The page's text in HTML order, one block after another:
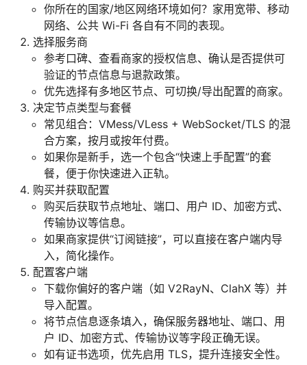
你所在的国家/地区网络环境如何？家用宽带、移动
网络、公共 Wi-Fi 各自有不同的表现。
选择服务商
参考口碑、查看商家的授权信息、确认是否提供可
验证的节点信息与退款政策。
优先选择有多地区节点、可切换/导出配置的商家。
决定节点类型与套餐
常见组合：VMess/VLess + WebSocket/TLS 的混
合方案，按月或按年付费。
如果你是新手，选一个包含“快速上手配置”的套
餐，便于你快速进入正轨。
购买并获取配置
购买后获取节点地址、端口、用户 ID、加密方式、
传输协议等信息。
如果商家提供“订阅链接”，可以直接在客户端内导
入，简化操作。
配置客户端
下载你偏好的客户端（如 V2RayN、ClahX 等）并
导入配置。
将节点信息逐条填入，确保服务器地址、端口、用
户 ID、加密方式、传输协议等字段正确无误。
如有证书选项，优先启用 TLS，提升连接安全性。